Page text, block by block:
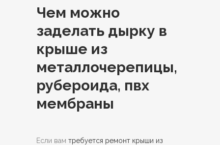
Чем можно
заделать дырку в
крыше из
металлочерепицы,
рубероида, пвх
мембраны
Если вам требуется ремонт крыши из